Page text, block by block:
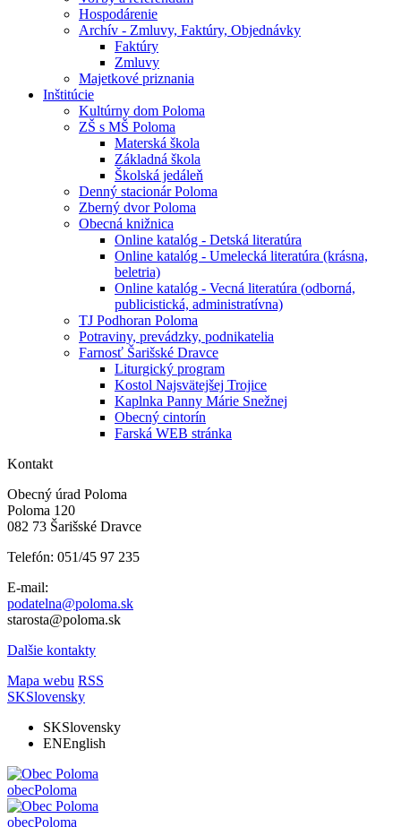
Hospodárenie
Archív - Zmluvy, Faktúry, Objednávky
Faktúry
Zmluvy
Majetkové priznania
Inštitúcie
Kultúrny dom Poloma
ZŠ s MŠ Poloma
Materská škola
Základná škola
Školská jedáleň
Denný stacionár Poloma
Zberný dvor Poloma
Obecná knižnica
Online katalóg - Detská literatúra
Online katalóg - Umelecká literatúra (krásna,
beletria)
Online katalóg - Vecná literatúra (odborná,
publicistická, administratívna)
TJ Podhoran Poloma
Potraviny, prevádzky, podnikatelia
Farnosť Šarišské Dravce
Liturgický program
Kostol Najsvätejšej Trojice
Kaplnka Panny Márie Snežnej
Obecný cintorín
Farská WEB stránka
Kontakt
Obecný úrad Poloma
Poloma 120
082 73 Šarišské Dravce
Telefón: 051/45 97 235
E-mail:
podatelna@poloma.sk
starosta@poloma.sk
Dalšie kontakty
Mapa webu RSS
SKSlovensky
SKSlovensky
ENEnglish
obecPoloma
obecPoloma